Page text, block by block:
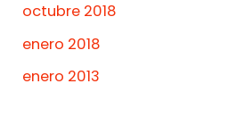
octubre 2018
enero 2018
enero 2013